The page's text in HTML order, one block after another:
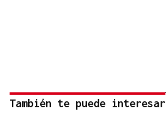
También te puede interesar